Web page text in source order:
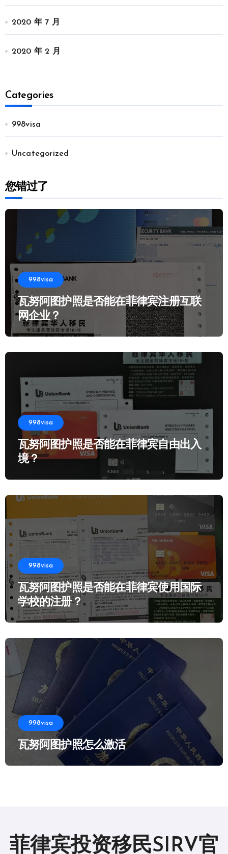
2020 年 7 月
2020 年 2 月
Categories
998visa
Uncategorized
您错过了
998visa
瓦努阿图护照是否能在菲律宾注册互联
网企业？
998visa
瓦努阿图护照是否能在菲律宾自由出入
境？
998visa
瓦努阿图护照是否能在菲律宾使用国际
学校的注册？
998visa
瓦努阿图护照怎么激活
菲律宾投资移民SIRV官